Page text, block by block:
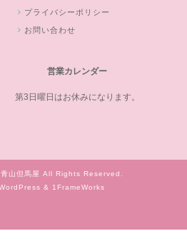
プライバシーポリシー
お問い合わせ
営業カレンダー
第3日曜日はお休みになります。
山但馬屋 All Rights Reserved.
& 1FrameWorks